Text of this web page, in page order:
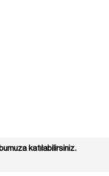
katılabilirsiniz.